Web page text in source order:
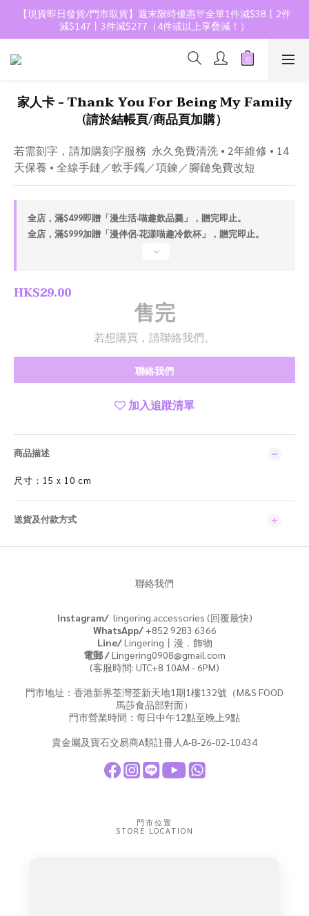
【現貨即日發貨/門市取貨】週末限時優惠🎊全單1件減$38丨2件
減$147丨3件減$277（4件或以上享疊減！）
家人卡 - Thank You For Being My Family
(請於結帳頁/商品頁加購）
若需刻字，請加購刻字服務  永久免費清洗 • 2年維修 • 14
天保養 • 全線手鏈／軟手鐲／項鍊／腳鏈免費改短
全店，滿$499即贈「漫生活·喵趣飲品羹」，贈完即止。
全店，滿$999加贈「漫伴侶·花漾喵趣冷飲杯」，贈完即止。
HK$29.00
售完
若想購買，請聯絡我們。
聯絡我們
加入追蹤清單
商品描述
尺寸：15 x 10 cm
送貨及付款方式
聯絡我們
Instagram/ lingering.accessories (回覆最快)
WhatsApp/+852 9283 6366
Line/Lingering丨漫．飾物
電郵 /Lingering0908@gmail.com
(客服時間: UTC+8 10AM - 6PM)
門市地址：香港新界荃灣荃新天地1期1樓132號（M&S FOOD
馬莎食品部對面）
門市營業時間：每日中午12點至晚上9點
貴金屬及寶石交易商A類註冊人A-B-26-02-10434
門市位置
STORE LOCATION